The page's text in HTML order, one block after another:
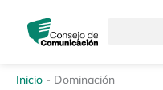
contenido
Inicio - Dominación